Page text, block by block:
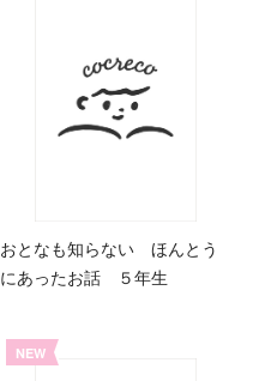
おとなも知らない ほんとう
にあったお話 ５年生
NEW